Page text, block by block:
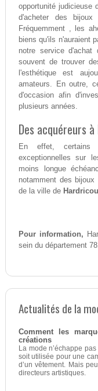
opportunité judicieuse
d'acheter des
Fréquemment , les
biens qu'ils n'auraient
notre service d'achat
souvent de trouver
l'esthétique est
amateurs. En outre,
d'occasion afin
plusieurs années.
Des acquéreurs
En effet, certains
exceptionnelles sur
moins longue
notamment des
de la ville de
Pour information,
sein du département
Actualités de la
Comment les
créations
La mode n’échappe
soit utilisée pour une
d’un vêtement. Mais
directeurs artistiques.